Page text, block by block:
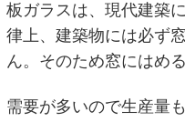
板ガラスは、現代建築
律上、建築物には必ず
ん。そのため窓にはめ
需要が多いので生産量